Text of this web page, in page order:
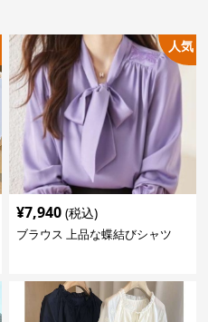
人気
¥7,940 (税込)
ブラウス 上品な蝶結びシャツ